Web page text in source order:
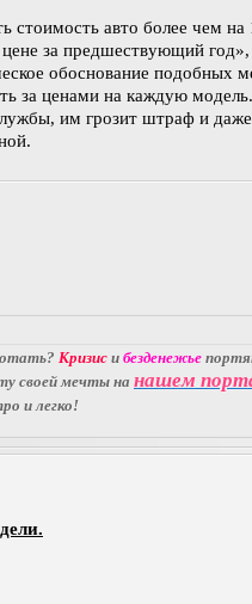
стоимость авто более чем
за предшествующий
обоснование подобных
за ценами на каждую
им грозит штраф и даже
Кризис и безденежье
своей мечты на нашем
и легко!